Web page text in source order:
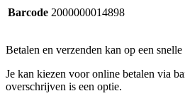
Barcode 2000000014898
Betalen en verzenden kan op een
Je kan kiezen voor online betalen via
overschrijven is een optie.